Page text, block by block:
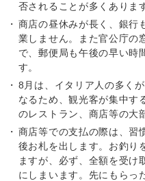
否されることが多くありま
商店の昼休みが長く、銀行
業しません。また官公庁の
で、郵便局も午後の早い時
す。
8月は、イタリア人の多く
なるため、観光客が集中す
のレストラン、商店等の大
商店等での支払の際は、習
後お札を出します。お釣り
ますが、必ず、全額を受け
にしまいます。先にもらっ